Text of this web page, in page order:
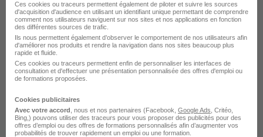
Voir l’offre
il y a 28 jours
Contrôleur de Gestion H/F
Finance Recrutement
Ces cookies ou traceurs permettent également de piloter et suivre les sources
d'acquisition d'audience en utilisant un identifiant unique permettant de comprendre
comment nos utilisateurs naviguent sur nos sites et nos applications en fonction
des différentes sources de trafic.
Ils nous permettent également d’observer le comportement de nos utilisateurs afin
d'améliorer nos produits et rendre la navigation dans nos sites beaucoup plus
rapide et fluide.
Ces cookies ou traceurs permettent enfin de personnaliser les interfaces de
consultation et d'effectuer une présentation personnalisée des offres d'emploi ou
de formations proposées.
Cookies publicitaires
Avec votre accord , nous et nos partenaires (Facebook, Google Ads , Critéo,
Bing,) pouvons utiliser des traceurs pour vous proposer des publicités pour des
offres d’emploi ou des offres de formations personnalisés afin d’augmenter vos
probabilités de trouver rapidement un emploi ou une formation.